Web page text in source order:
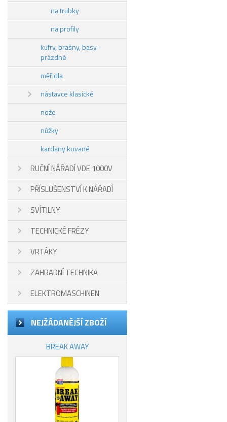
na trubky
na profily
kufry, brašny, basy -
prázdné
měřidla
nástavce klasické
nože
nůžky
kardany kované
RUČNÍ NÁŘADÍ VDE 1000V
PŘÍSLUŠENSTVÍ K NÁŘADÍ
SVÍTILNY
TECHNICKÉ FRÉZY
VRTÁKY
ZAHRADNÍ TECHNIKA
ELEKTROMASCHINEN
NEJŽÁDANĚJŠÍ ZBOŽÍ
BREAK AWAY